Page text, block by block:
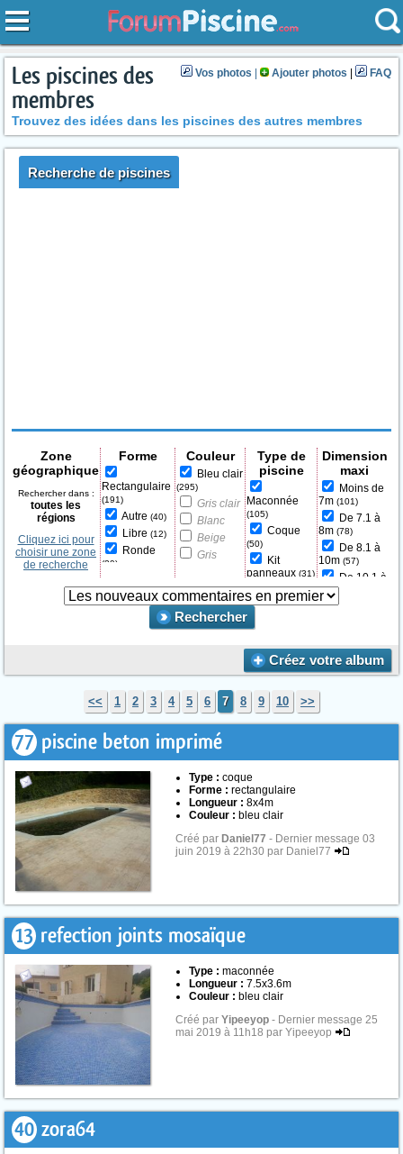
Vos photos Ajouter photos FAQ
Les piscines des
membres
Trouvez des idées dans les piscines des autres membres
Recherche de piscines
Zone
géographique
Rechercher dans :
toutes les
régions
Cliquez ici pour
choisir une zone
de recherche
Forme
Rectangulaire
(191)
Autre (40)
Libre (12)
Ronde
(29)
Haricot (6)
Couloir de
Couleur
Bleu clair
(295)
Gris clair
Blanc
Beige
Gris
Bleu
moyen /
foncé
Noir
Type de
piscine
Maconnée
(105)
Coque
(50)
Kit
panneaux (31)
Piscine
hors-sol(39)
Béton
projeté (7)
Dimension
maxi
Moins de
7m (101)
De 7.1 à
8m (78)
De 8.1 à
10m (57)
De 10.1 à
15m
Rechercher
Créez votre album
<< 1 2 3 4 5 6 7 8 9 10 >>
77 piscine beton imprimé
Type : coque
Forme : rectangulaire
Longueur : 8x4m
Couleur : bleu clair
Créé par Daniel77 - Dernier message 03
juin 2019 à 22h30 par Daniel77
13 refection joints mosaïque
Type : maconnée
Longueur : 7.5x3.6m
Couleur : bleu clair
Créé par Yipeeyop - Dernier message 25
mai 2019 à 11h18 par Yipeeyop
40 zora64